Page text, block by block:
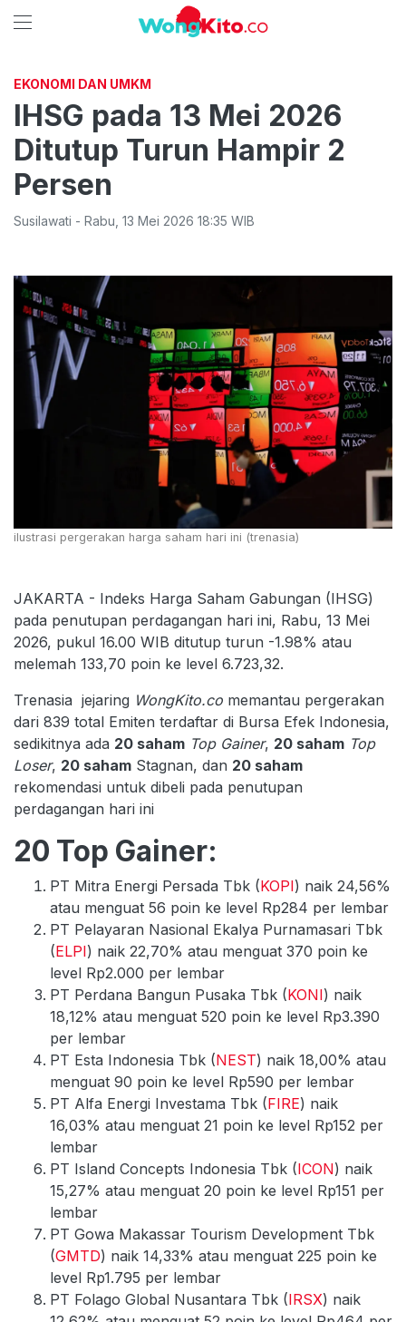
EKONOMI DAN UMKM
IHSG pada 13 Mei 2026
Ditutup Turun Hampir 2
Persen
Susilawati - Rabu 13 Mei 2026 18:35 WIB
ilustrasi pergerakan harga saham hari ini (trenasia)
JAKARTA - Indeks Harga Saham Gabungan (IHSG)
pada penutupan perdagangan hari ini, Rabu, 13 Mei
2026, pukul 16.00 WIB ditutup turun -1.98% atau
melemah 133,70 poin ke level 6.723,32.
Trenasia jejaring WongKito.co memantau pergerakan
dari 839 total Emiten terdaftar di Bursa Efek Indonesia,
sedikitnya ada 20 saham Top Gainer, 20 saham Top
Loser, 20 saham Stagnan, dan 20 saham
rekomendasi untuk dibeli pada penutupan
perdagangan hari ini
20 Top Gainer:
PT Mitra Energi Persada Tbk (KOPI) naik 24,56%
atau menguat 56 poin ke level Rp284 per lembar
PT Pelayaran Nasional Ekalya Purnamasari Tbk
(ELPI) naik 22,70% atau menguat 370 poin ke
level Rp2.000 per lembar
PT Perdana Bangun Pusaka Tbk (KONI) naik
18,12% atau menguat 520 poin ke level Rp3.390
per lembar
PT Esta Indonesia Tbk (NEST) naik 18,00% atau
menguat 90 poin ke level Rp590 per lembar
PT Alfa Energi Investama Tbk (FIRE) naik
16,03% atau menguat 21 poin ke level Rp152 per
lembar
PT Island Concepts Indonesia Tbk (ICON) naik
15,27% atau menguat 20 poin ke level Rp151 per
lembar
PT Gowa Makassar Tourism Development Tbk
(GMTD) naik 14,33% atau menguat 225 poin ke
level Rp1.795 per lembar
PT Folago Global Nusantara Tbk (IRSX) naik